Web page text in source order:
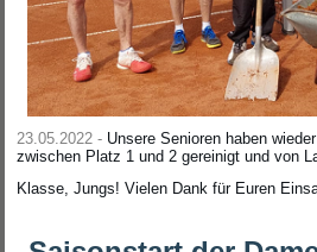
23.05.2022 - Unsere Senioren haben
zwischen Platz 1 und 2 gereinigt und von
Klasse, Jungs! Vielen Dank für Euren